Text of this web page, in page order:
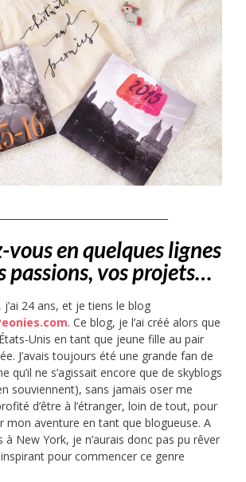
vous en quelques lignes
passions, vos projets…
j’ai 24 ans, et je tiens le blog
. Ce blog, je l’ai créé alors que
Unis en tant que jeune fille au pair
J’avais toujours été une grande fan de
qu’il ne s’agissait encore que de skyblogs
souviennent), sans jamais oser me
d’être à l’étranger, loin de tout, pour
mon aventure en tant que blogueuse. A
à New York, je n’aurais donc pas pu rêver
inspirant pour commencer ce genre